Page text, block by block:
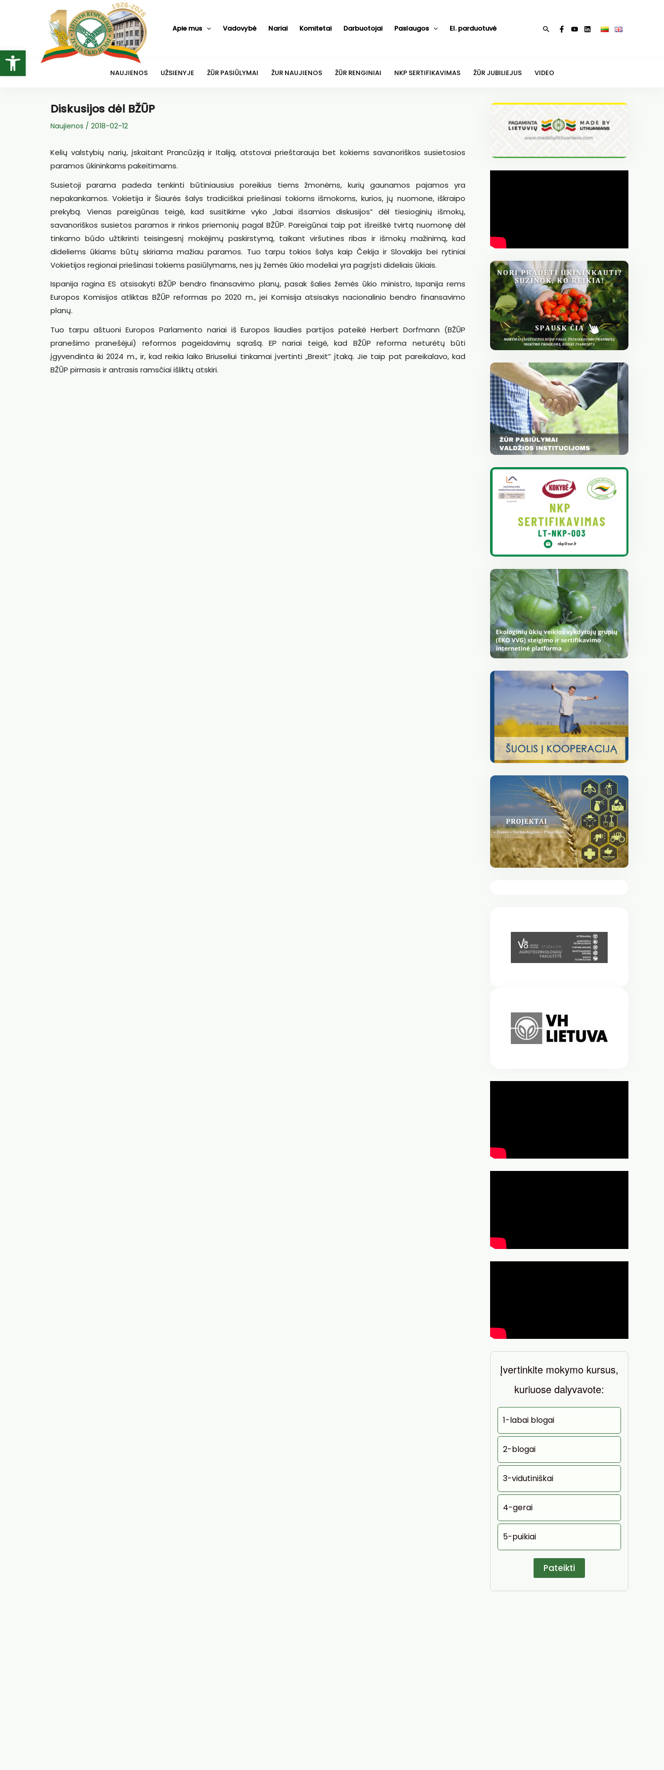
Open toolbar
Apie mus Vadovybė Nariai Komitetai Darbuotojai Paslaugos El. parduotuvė Paieška
NAUJIENOS UŽSIENYJE ŽŪR PASIŪLYMAI ŽUR NAUJIENOS ŽŪR RENGINIAI NKP SERTIFIKAVIMAS ŽŪR JUBILIEJUS VIDEO
Diskusijos dėl BŽŪP
Naujienos / 2018-02-12
Kelių valstybių narių, įskaitant Prancūziją ir Italiją, atstovai prieštarauja bet kokiems savanoriškos susietosios
paramos ūkininkams pakeitimams.
Susietoji parama padeda tenkinti būtiniausius poreikius tiems žmonėms, kurių gaunamos pajamos yra
nepakankamos. Vokietija ir Šiaurės šalys tradiciškai priešinasi tokioms išmokoms, kurios, jų nuomone, iškraipo
prekybą. Vienas pareigūnas teigė, kad susitikime vyko „labai išsamios diskusijos” dėl tiesioginių išmokų,
savanoriškos susietos paramos ir rinkos priemonių pagal BŽŪP. Pareigūnai taip pat išreiškė tvirtą nuomonę dėl
tinkamo būdo užtikrinti teisingesnį mokėjimų paskirstymą, taikant viršutines ribas ir išmokų mažinimą, kad
dideliems ūkiams būtų skiriama mažiau paramos. Tuo tarpu tokios šalys kaip Čekija ir Slovakija bei rytiniai
Vokietijos regionai priešinasi tokiems pasiūlymams, nes jų žemės ūkio modeliai yra pagrįsti dideliais ūkiais.
Ispanija ragina ES atsisakyti BŽŪP bendro finansavimo planų, pasak šalies žemės ūkio ministro, Ispanija rems
Europos Komisijos atliktas BŽŪP reformas po 2020 m., jei Komisija atsisakys nacionalinio bendro finansavimo
planų.
Tuo tarpu aštuoni Europos Parlamento nariai iš Europos liaudies partijos pateikė Herbert Dorfmann (BŽŪP
pranešimo pranešėjui) reformos pageidavimų sąrašą. EP nariai teigė, kad BŽŪP reforma neturėtų būti
įgyvendinta iki 2024 m., ir, kad reikia laiko Briuseliui tinkamai įvertinti „Brexit” įtaką. Jie taip pat pareikalavo, kad
BŽŪP pirmasis ir antrasis ramsčiai išliktų atskiri.
Įvertinkite mokymo kursus,
kuriuose dalyvavote:
1-labai blogai
2-blogai
3-vidutiniškai
4-gerai
5-puikiai